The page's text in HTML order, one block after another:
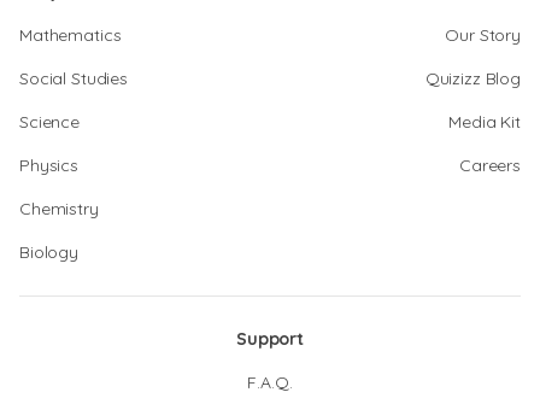
Mathematics
Social Studies
Science
Physics
Chemistry
Biology
Our Story
Quizizz Blog
Media Kit
Careers
Support
F.A.Q.